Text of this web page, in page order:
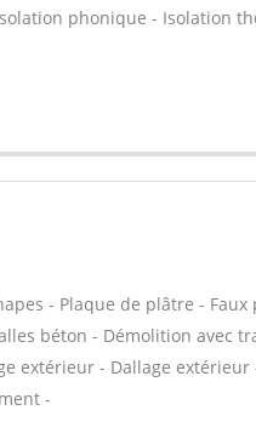
phonique - Isolation
- Plaque de plâtre - Faux
béton - Démolition avec
extérieur - Dallage extérieur
-